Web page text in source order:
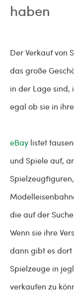
haben
Der Verkauf von
das große
in der Lage sind,
egal ob sie in
eBay listet
und Spiele auf,
die auf der
Wenn sie ihre
dann gibt es
Spielzeuge in
verkaufen zu